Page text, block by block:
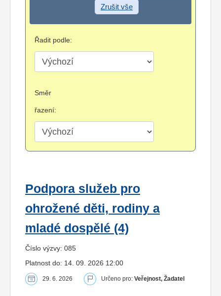
Zrušit vše
Řadit podle:
Směr
řazení:
Podpora služeb pro
ohrožené děti, rodiny a
mladé dospělé (4)
Číslo výzvy: 085
Platnost do: 14. 09. 2026 12:00
29. 6. 2026 Určeno pro: Veřejnost, Žadatel